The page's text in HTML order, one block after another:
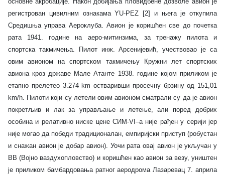
регистрован цивилним ознакама YU-PEZ [2] и њега је откупила
Средишња управа Аероклуба. Авион је коришћен све до почетка
рата 1941. године на аеро-митинзима, за тренажу пилота и
спортска такмичења. Пилот инж. Арсенијевић, учествовао је са
овим авионом на спортском такмичењу Кружни лет спортских
авиона кроз државе Мале Атанте 1938. године којом приликом је
етапно прелетео 3.274 km остваривши просечну брзину од 151,01
km/h. Пилоти који су летели овим авионом сматрали су да је авион
покретљив и лак за управљање и летење, али поред добрих
особина и релативно ниске цене СИМ-VI–а није рађен у серији јер
није могао да победи традиционалан, емпиријски приступ (робустан
и снажан авион је добар авион). Уочи рата овај авион је укључан у
ВВ (Војно ваздухопловство) и коришћен као авион за везу, уништен
је приликом бамбардовања ратног аеродрома Лазаревац 7. априла